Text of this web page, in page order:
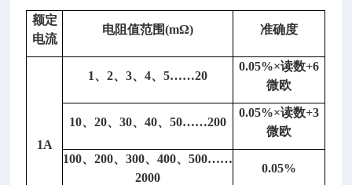
额定
电流
电阻值范围(mΩ) 准确度
1A
1、2、3、4、5……20
0.05%×读数+6
微欧
10、20、30、40、50……200
0.05%×读数+3
微欧
100、200、300、400、500……
2000
0.05%